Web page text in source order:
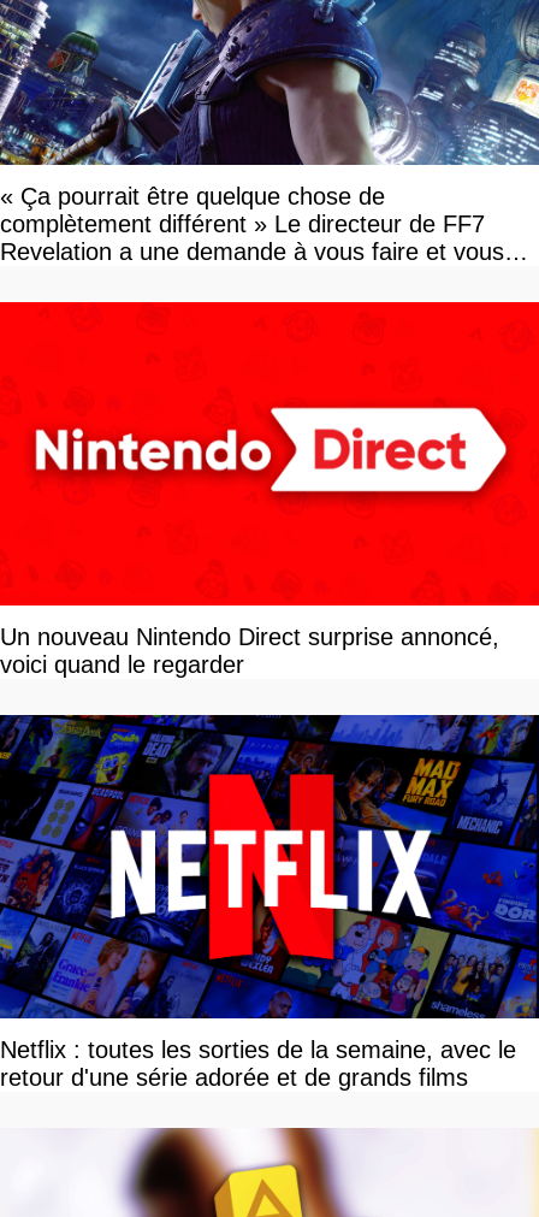
« Ça pourrait être quelque chose de
complètement différent » Le directeur de FF7
Revelation a une demande à vous faire et vous
Un nouveau Nintendo Direct surprise annoncé,
voici quand le regarder
Netflix : toutes les sorties de la semaine, avec le
retour d'une série adorée et de grands films